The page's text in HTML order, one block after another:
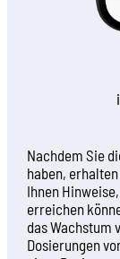
Nachdem Sie
haben,
Ihnen
erreichen
das Wachstum
Dosierungen